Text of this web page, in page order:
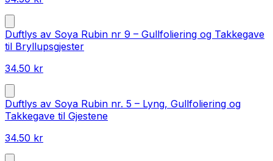
Duftlys av Soya Rubin nr 9 – Gullfoliering og Takkegave
til Bryllupsgjester
34.50 kr
Duftlys av Soya Rubin nr. 5 – Lyng, Gullfoliering og
Takkegave til Gjestene
34.50 kr